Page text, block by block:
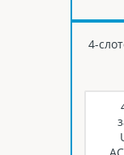
4-